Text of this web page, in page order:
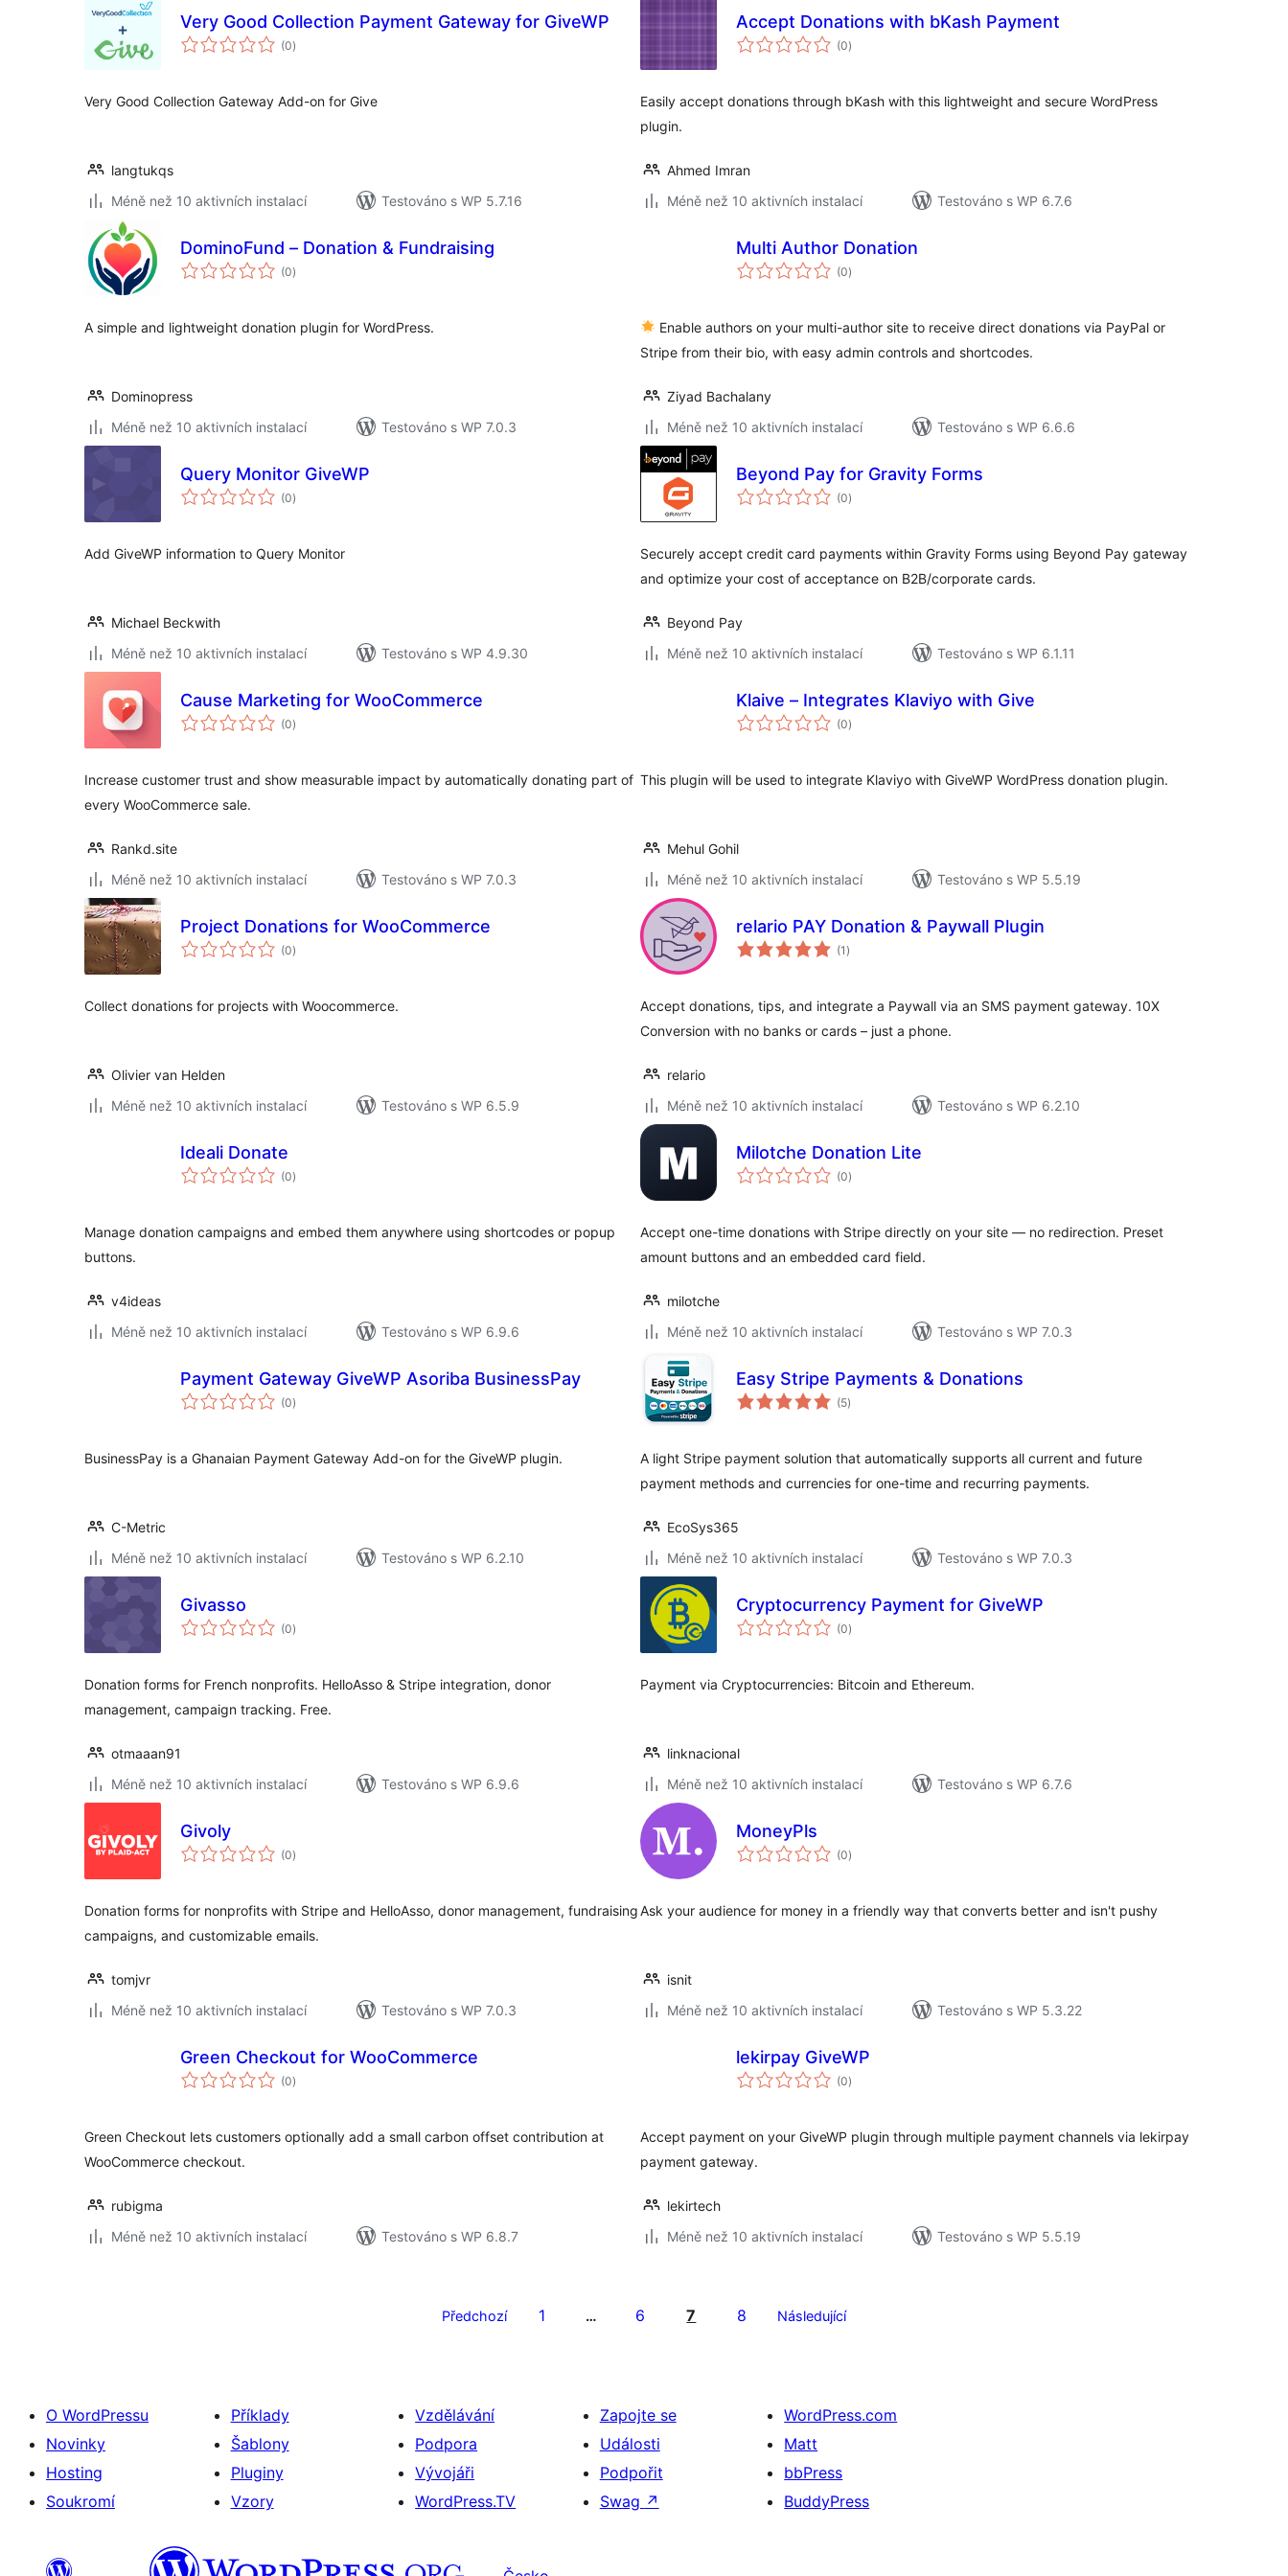
Very Good Collection Payment Gateway for GiveWP
(0celkové
hodnocení
)
Very Good Collection Gateway Add-on for Give
langtukqs
Méně než 10 aktivních instalací
Testováno s WP 5.7.16
Accept Donations with bKash Payment
(0celkové
hodnocení
)
Easily accept donations through bKash with this lightweight and secure WordPress
plugin.
Ahmed Imran
Méně než 10 aktivních instalací
Testováno s WP 6.7.6
DominoFund – Donation & Fundraising
(0celkové
hodnocení
)
A simple and lightweight donation plugin for WordPress.
Dominopress
Méně než 10 aktivních instalací
Testováno s WP 7.0.3
Multi Author Donation
(0celkové
hodnocení
)
Enable authors on your multi-author site to receive direct donations via PayPal or
Stripe from their bio, with easy admin controls and shortcodes.
Ziyad Bachalany
Méně než 10 aktivních instalací
Testováno s WP 6.6.6
Query Monitor GiveWP
(0celkové
hodnocení
)
Add GiveWP information to Query Monitor
Michael Beckwith
Méně než 10 aktivních instalací
Testováno s WP 4.9.30
Beyond Pay for Gravity Forms
(0celkové
hodnocení
)
Securely accept credit card payments within Gravity Forms using Beyond Pay gateway
and optimize your cost of acceptance on B2B/corporate cards.
Beyond Pay
Méně než 10 aktivních instalací
Testováno s WP 6.1.11
Cause Marketing for WooCommerce
(0celkové
hodnocení
)
Increase customer trust and show measurable impact by automatically donating part of
every WooCommerce sale.
Rankd.site
Méně než 10 aktivních instalací
Testováno s WP 7.0.3
Klaive – Integrates Klaviyo with Give
(0celkové
hodnocení
)
This plugin will be used to integrate Klaviyo with GiveWP WordPress donation plugin.
Mehul Gohil
Méně než 10 aktivních instalací
Testováno s WP 5.5.19
Project Donations for WooCommerce
(0celkové
hodnocení
)
Collect donations for projects with Woocommerce.
Olivier van Helden
Méně než 10 aktivních instalací
Testováno s WP 6.5.9
relario PAY Donation & Paywall Plugin
(1 celkové
hodnocení
)
Accept donations, tips, and integrate a Paywall via an SMS payment gateway. 10X
Conversion with no banks or cards – just a phone.
relario
Méně než 10 aktivních instalací
Testováno s WP 6.2.10
Ideali Donate
(0celkové
hodnocení
)
Manage donation campaigns and embed them anywhere using shortcodes or popup
buttons.
v4ideas
Méně než 10 aktivních instalací
Testováno s WP 6.9.6
Milotche Donation Lite
(0celkové
hodnocení
)
Accept one-time donations with Stripe directly on your site — no redirection. Preset
amount buttons and an embedded card field.
milotche
Méně než 10 aktivních instalací
Testováno s WP 7.0.3
Payment Gateway GiveWP Asoriba BusinessPay
(0celkové
hodnocení
)
BusinessPay is a Ghanaian Payment Gateway Add-on for the GiveWP plugin.
C-Metric
Méně než 10 aktivních instalací
Testováno s WP 6.2.10
Easy Stripe Payments & Donations
(5celkové
hodnocení
)
A light Stripe payment solution that automatically supports all current and future
payment methods and currencies for one-time and recurring payments.
EcoSys365
Méně než 10 aktivních instalací
Testováno s WP 7.0.3
Givasso
(0celkové
hodnocení
)
Donation forms for French nonprofits. HelloAsso & Stripe integration, donor
management, campaign tracking. Free.
otmaaan91
Méně než 10 aktivních instalací
Testováno s WP 6.9.6
Cryptocurrency Payment for GiveWP
(0celkové
hodnocení
)
Payment via Cryptocurrencies: Bitcoin and Ethereum.
linknacional
Méně než 10 aktivních instalací
Testováno s WP 6.7.6
Givoly
(0celkové
hodnocení
)
Donation forms for nonprofits with Stripe and HelloAsso, donor management, fundraising
campaigns, and customizable emails.
tomjvr
Méně než 10 aktivních instalací
Testováno s WP 7.0.3
MoneyPls
(0celkové
hodnocení
)
Ask your audience for money in a friendly way that converts better and isn't pushy
isnit
Méně než 10 aktivních instalací
Testováno s WP 5.3.22
Green Checkout for WooCommerce
(0celkové
hodnocení
)
Green Checkout lets customers optionally add a small carbon offset contribution at
WooCommerce checkout.
rubigma
Méně než 10 aktivních instalací
Testováno s WP 6.8.7
lekirpay GiveWP
(0celkové
hodnocení
)
Accept payment on your GiveWP plugin through multiple payment channels via lekirpay
payment gateway.
lekirtech
Méně než 10 aktivních instalací
Testováno s WP 5.5.19
Předchozí 1 … 6 7 8 Následující
O WordPressu
Novinky
Hosting
Soukromí
Příklady
Šablony
Pluginy
Vzory
Vzdělávání
Podpora
Vývojáři
WordPress.TV
Zapojte se
Události
Podpořit
Swag ↗
WordPress.com
Matt
bbPress
BuddyPress